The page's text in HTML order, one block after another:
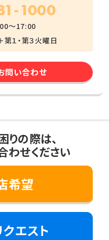
1000
～17:00
１・第３火曜日
問い合わせ
りの際は、
わせください
希望
エスト